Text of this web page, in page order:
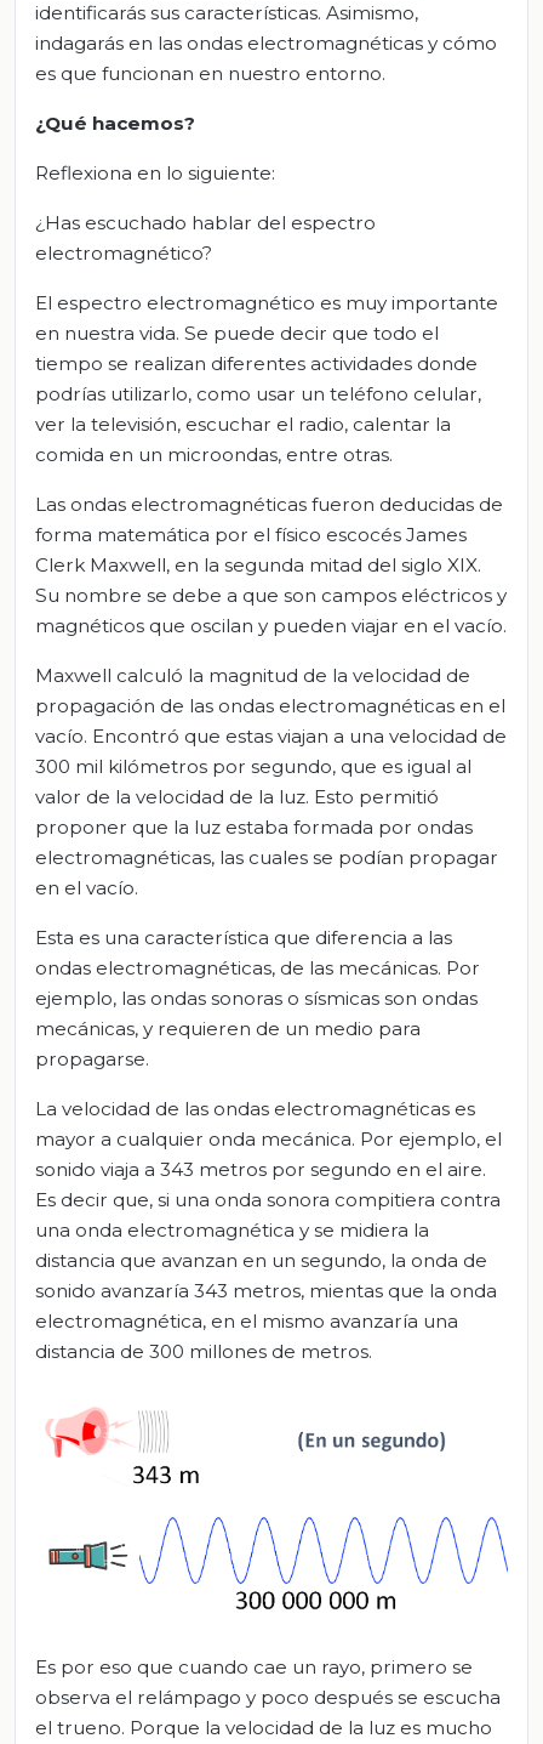
identificarás sus características. Asimismo,
indagarás en las ondas electromagnéticas y cómo
es que funcionan en nuestro entorno.
¿Qué hacemos?
Reflexiona en lo siguiente:
¿Has escuchado hablar del espectro
electromagnético?
El espectro electromagnético es muy importante
en nuestra vida. Se puede decir que todo el
tiempo se realizan diferentes actividades donde
podrías utilizarlo, como usar un teléfono celular,
ver la televisión, escuchar el radio, calentar la
comida en un microondas, entre otras.
Las ondas electromagnéticas fueron deducidas de
forma matemática por el físico escocés James
Clerk Maxwell, en la segunda mitad del siglo XIX.
Su nombre se debe a que son campos eléctricos y
magnéticos que oscilan y pueden viajar en el vacío.
Maxwell calculó la magnitud de la velocidad de
propagación de las ondas electromagnéticas en el
vacío. Encontró que estas viajan a una velocidad de
300 mil kilómetros por segundo, que es igual al
valor de la velocidad de la luz. Esto permitió
proponer que la luz estaba formada por ondas
electromagnéticas, las cuales se podían propagar
en el vacío.
Esta es una característica que diferencia a las
ondas electromagnéticas, de las mecánicas. Por
ejemplo, las ondas sonoras o sísmicas son ondas
mecánicas, y requieren de un medio para
propagarse.
La velocidad de las ondas electromagnéticas es
mayor a cualquier onda mecánica. Por ejemplo, el
sonido viaja a 343 metros por segundo en el aire.
Es decir que, si una onda sonora compitiera contra
una onda electromagnética y se midiera la
distancia que avanzan en un segundo, la onda de
sonido avanzaría 343 metros, mientas que la onda
electromagnética, en el mismo avanzaría una
distancia de 300 millones de metros.
Es por eso que cuando cae un rayo, primero se
observa el relámpago y poco después se escucha
el trueno. Porque la velocidad de la luz es mucho